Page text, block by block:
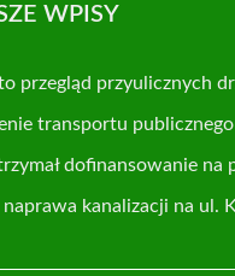
WPISY
przegląd przyulicznych
transportu
dofinansowanie
kanalizacji na ul.